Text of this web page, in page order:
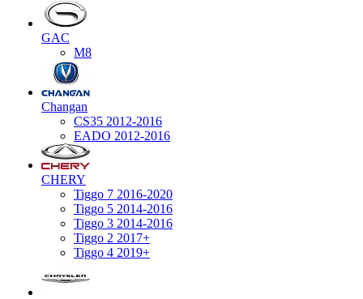
GAC
M8
Changan
CS35 2012-2016
EADO 2012-2016
CHERY
Tiggo 7 2016-2020
Tiggo 5 2014-2016
Tiggo 3 2014-2016
Tiggo 2 2017+
Tiggo 4 2019+